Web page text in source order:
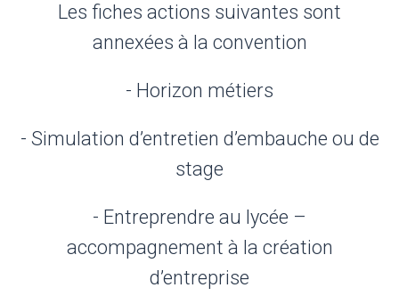
Les fiches actions suivantes sont
annexées à la convention
- Horizon métiers
- Simulation d’entretien d’embauche ou de
stage
- Entreprendre au lycée –
accompagnement à la création
d’entreprise